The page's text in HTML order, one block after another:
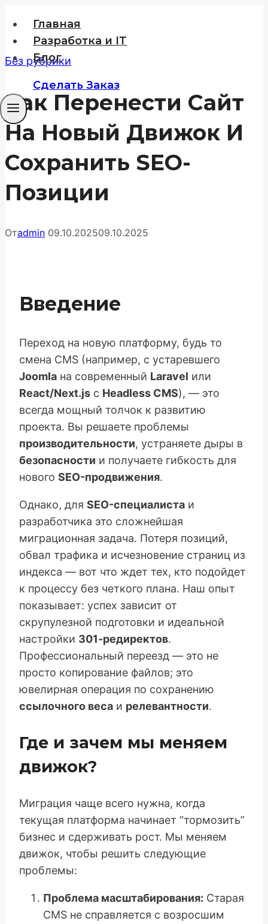
содержимому
Главная
Разработка и IT
Блог
Сделать Заказ
Без рубрики
Как Перенести Сайт
На Новый Движок И
Сохранить SEO-
Позиции
Отadmin 09.10.202509.10.2025
Введение
Переход на новую платформу, будь то
смена CMS (например, с устаревшего
Joomla на современный Laravel или
React/Next.js с Headless CMS), — это
всегда мощный толчок к развитию
проекта. Вы решаете проблемы
производительности, устраняете дыры в
безопасности и получаете гибкость для
нового SEO-продвижения.
Однако, для SEO-специалиста и
разработчика это сложнейшая
миграционная задача. Потеря позиций,
обвал трафика и исчезновение страниц из
индекса — вот что ждет тех, кто подойдет
к процессу без четкого плана. Наш опыт
показывает: успех зависит от
скрупулезной подготовки и идеальной
настройки 301-редиректов.
Профессиональный переезд — это не
просто копирование файлов; это
ювелирная операция по сохранению
ссылочного веса и релевантности.
Где и зачем мы меняем
движок?
Миграция чаще всего нужна, когда
текущая платформа начинает “тормозить”
бизнес и сдерживать рост. Мы меняем
движок, чтобы решить следующие
проблемы:
Проблема масштабирования: Старая
CMS не справляется с возросшим